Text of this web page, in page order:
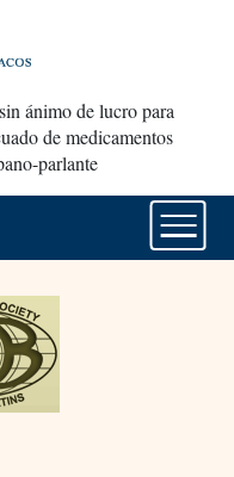
ánimo de lucro para
de medicamentos
parlante